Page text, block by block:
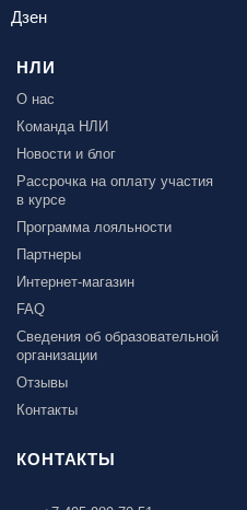
Дзен
НЛИ
О нас
Команда НЛИ
Новости и блог
Рассрочка на оплату участия
в курсе
Программа лояльности
Партнеры
Интернет-магазин
FAQ
Сведения об образовательной
организации
Отзывы
Контакты
КОНТАКТЫ